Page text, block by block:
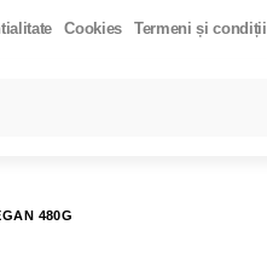
Cookies Termeni și condiții
480G